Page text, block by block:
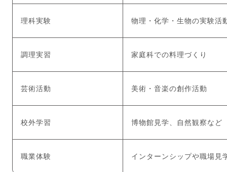
理科実験 物理・化学・生物の実験活
調理実習 家庭科での料理づくり
芸術活動 美術・音楽の創作活動
校外学習 博物館見学、自然観察など
職業体験 インターンシップや職場見